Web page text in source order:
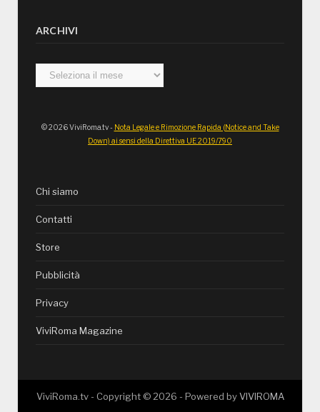
ARCHIVI
Archivi
© 2026 ViviRoma.tv - Nota Legale e Rimozione Rapida (Notice and Take
Down) ai sensi della Direttiva UE 2019/790
Chi siamo
Contatti
Store
Pubblicità
Privacy
ViviRoma Magazine
ViviRoma.tv - Copyright © 2026 - Powered byVIVIROMA